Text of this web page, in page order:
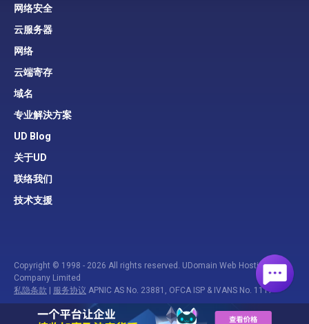
网络安全
云服务器
网络
云端寄存
域名
专业解決方案
UD Blog
关于UD
联络我们
技术支援
Copyright © 1998 - 2026 All rights reserved. UDomain Web Hosting
Company Limited
私隐条款 | 服务协议APNIC AS No. 23881, OFCA ISP & IVANS No. 1117